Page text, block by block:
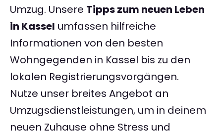
Umzug. Unsere Tipps zum neuen Leben
in Kassel umfassen hilfreiche
Informationen von den besten
Wohngegenden in Kassel bis zu den
lokalen Registrierungsvorgängen.
Nutze unser breites Angebot an
Umzugsdienstleistungen, um in deinem
neuen Zuhause ohne Stress und